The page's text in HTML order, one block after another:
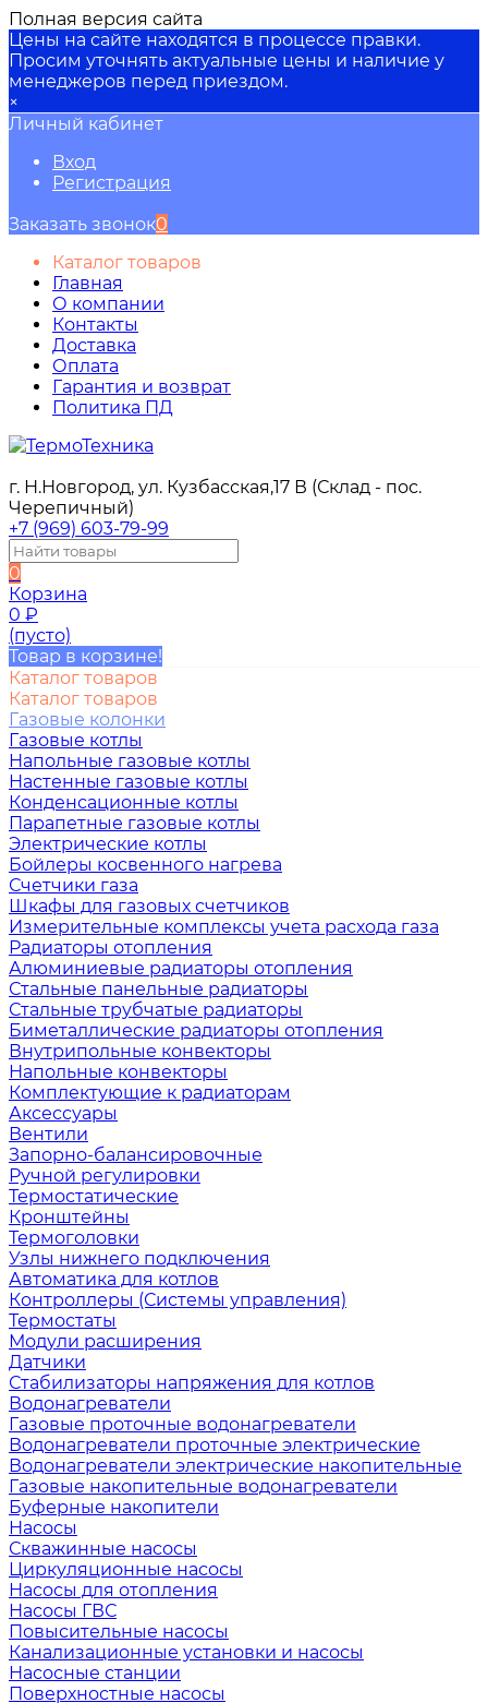
Полная версия сайта
Цены на сайте находятся в процессе правки.
Просим уточнять актуальные цены и наличие у
менеджеров перед приездом.
×
Личный кабинет
Вход
Регистрация
Заказать звонок0
Каталог товаров
Главная
О компании
Контакты
Доставка
Оплата
Гарантия и возврат
Политика ПД
г. Н.Новгород, ул. Кузбасская,17 В (Склад - пос.
Черепичный)
+7 (969) 603-79-99
0
Корзина
0 ₽
(пусто)
Товар в корзине!
Каталог товаров
Каталог товаров
Газовые колонки
Газовые котлы
Напольные газовые котлы
Настенные газовые котлы
Конденсационные котлы
Парапетные газовые котлы
Электрические котлы
Бойлеры косвенного нагрева
Счетчики газа
Шкафы для газовых счетчиков
Измерительные комплексы учета расхода газа
Радиаторы отопления
Алюминиевые радиаторы отопления
Стальные панельные радиаторы
Стальные трубчатые радиаторы
Биметаллические радиаторы отопления
Внутрипольные конвекторы
Напольные конвекторы
Комплектующие к радиаторам
Аксессуары
Вентили
Запорно-балансировочные
Ручной регулировки
Термостатические
Кронштейны
Термоголовки
Узлы нижнего подключения
Автоматика для котлов
Контроллеры (Системы управления)
Термостаты
Модули расширения
Датчики
Стабилизаторы напряжения для котлов
Водонагреватели
Газовые проточные водонагреватели
Водонагреватели проточные электрические
Водонагреватели электрические накопительные
Газовые накопительные водонагреватели
Буферные накопители
Насосы
Скважинные насосы
Циркуляционные насосы
Насосы для отопления
Насосы ГВС
Повысительные насосы
Канализационные установки и насосы
Насосные станции
Поверхностные насосы